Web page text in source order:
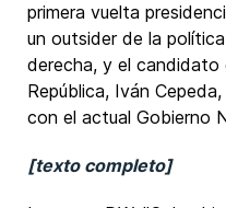
primera vuelta
un outsider de la
derecha, y el candidato
República, Iván
con el actual Gobierno
[texto completo]